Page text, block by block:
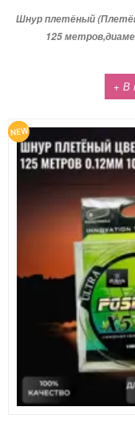
Шнур плетёный
125
+ В